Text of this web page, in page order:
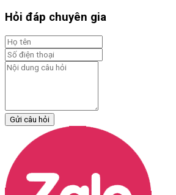
Hỏi đáp chuyên gia
Gửi câu hỏi